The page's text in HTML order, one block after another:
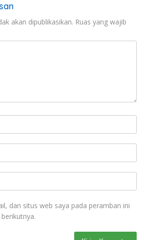
akan dipublikasikan. Ruas yang wajib
dan situs web saya pada peramban ini